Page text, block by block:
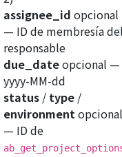
assignee_id opcional
— ID de membresía
responsable
due_dateopcional —
yyyy-MM-dd
status / type /
environment opcional
— ID de